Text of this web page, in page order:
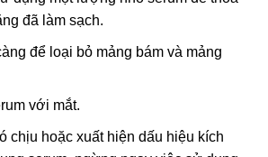
đã làm sạch.
để loại bỏ mảng bám và mảng
với mắt.
chịu hoặc xuất hiện dấu hiệu kích